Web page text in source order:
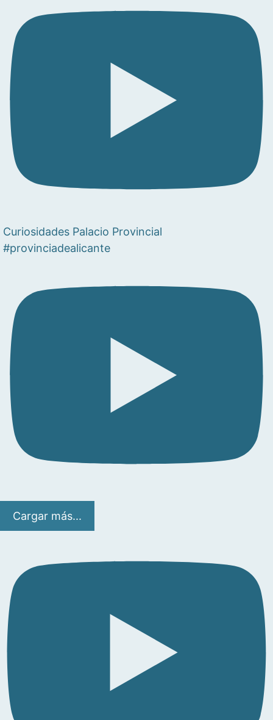
Curiosidades Palacio Provincial
#provinciadealicante
Cargar más...